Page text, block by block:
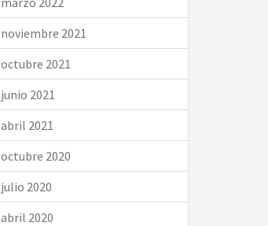
noviembre 2021
octubre 2021
junio 2021
abril 2021
octubre 2020
julio 2020
abril 2020